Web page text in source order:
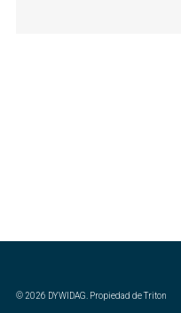
©2026 DYWIDAG. Propiedad de Triton